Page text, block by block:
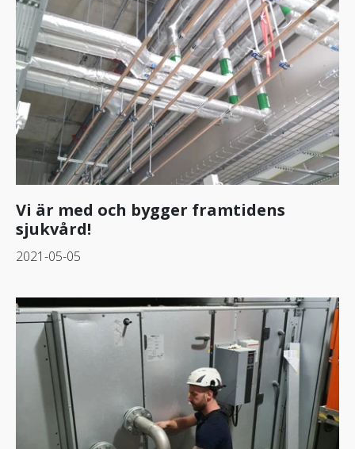
Vi är med och bygger framtidens
sjukvård!
2021-05-05